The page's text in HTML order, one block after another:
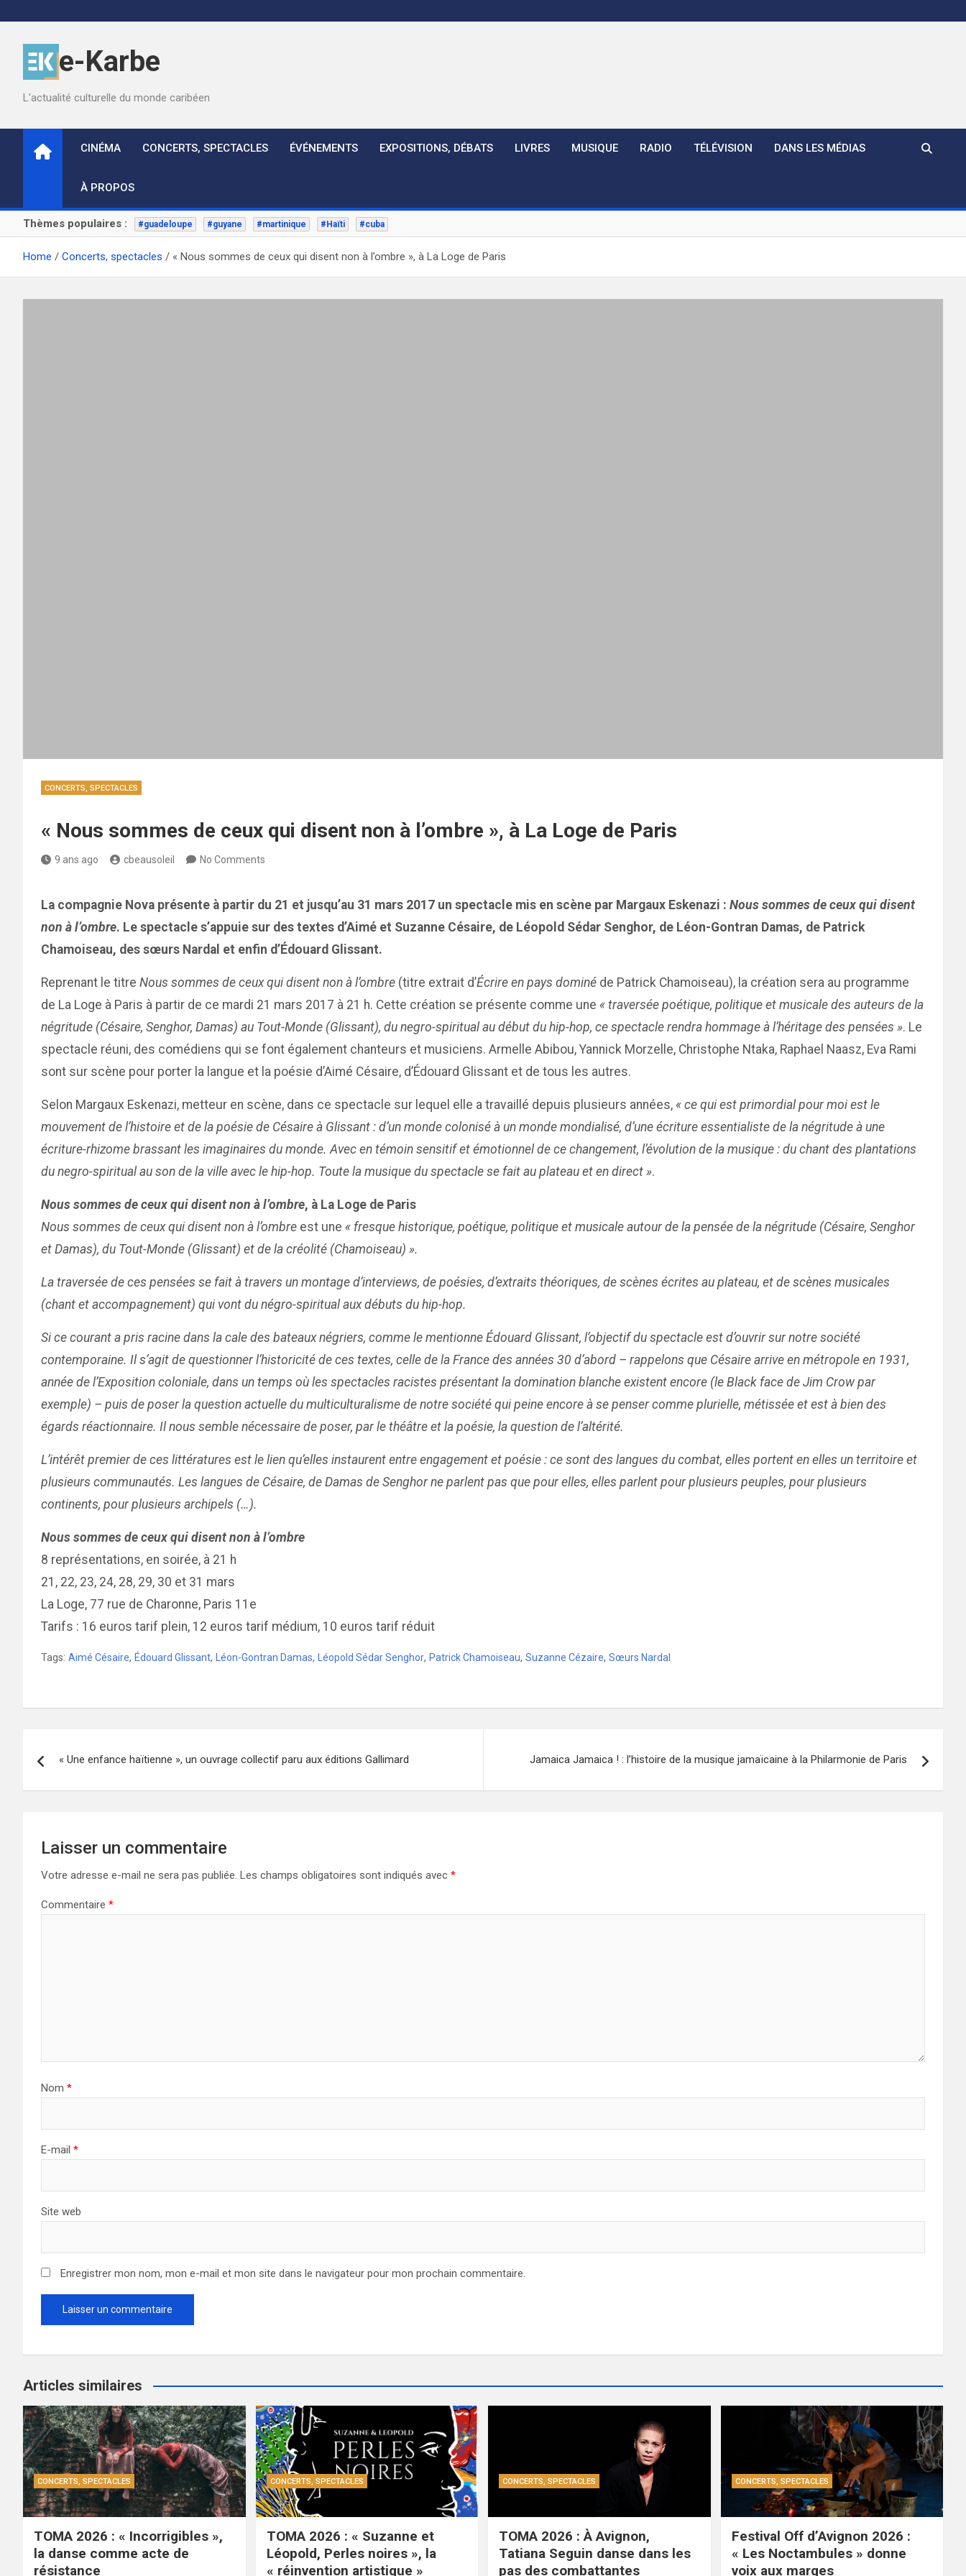
to
content
e-Karbe
L'actualité culturelle du monde caribéen
CINÉMA CONCERTS, SPECTACLES ÉVÉNEMENTS EXPOSITIONS, DÉBATS LIVRES MUSIQUE RADIO TÉLÉVISION DANS LES MÉDIAS
À PROPOS
Thèmes populaires : #guadeloupe #guyane #martinique #Haïti #cuba
Home Concerts, spectacles « Nous sommes de ceux qui disent non à l’ombre », à La Loge de Paris
CONCERTS, SPECTACLES
« Nous sommes de ceux qui disent non à l’ombre », à La Loge de Paris
9 ans ago cbeausoleil No Comments
La compagnie Nova présente à partir du 21 et jusqu’au 31 mars 2017 un spectacle mis en scène par Margaux Eskenazi : Nous sommes de ceux qui disent
non à l’ombre. Le spectacle s’appuie sur des textes d’Aimé et Suzanne Césaire, de Léopold Sédar Senghor, de Léon-Gontran Damas, de Patrick
Chamoiseau, des sœurs Nardal et enfin d’Édouard Glissant.
Reprenant le titre Nous sommes de ceux qui disent non à l’ombre (titre extrait d’Écrire en pays dominé de Patrick Chamoiseau), la création sera au programme
de La Loge à Paris à partir de ce mardi 21 mars 2017 à 21 h. Cette création se présente comme une « traversée poétique, politique et musicale des auteurs de la
négritude (Césaire, Senghor, Damas) au Tout-Monde (Glissant), du negro-spiritual au début du hip-hop, ce spectacle rendra hommage à l’héritage des pensées ». Le
spectacle réuni, des comédiens qui se font également chanteurs et musiciens. Armelle Abibou, Yannick Morzelle, Christophe Ntaka, Raphael Naasz, Eva Rami
sont sur scène pour porter la langue et la poésie d’Aimé Césaire, d’Édouard Glissant et de tous les autres.
Selon Margaux Eskenazi, metteur en scène, dans ce spectacle sur lequel elle a travaillé depuis plusieurs années, « ce qui est primordial pour moi est le
mouvement de l’histoire et de la poésie de Césaire à Glissant : d’un monde colonisé à un monde mondialisé, d’une écriture essentialiste de la négritude à une
écriture-rhizome brassant les imaginaires du monde. Avec en témoin sensitif et émotionnel de ce changement, l’évolution de la musique : du chant des plantations
du negro-spiritual au son de la ville avec le hip-hop. Toute la musique du spectacle se fait au plateau et en direct ».
Nous sommes de ceux qui disent non à l’ombre, à La Loge de Paris
Nous sommes de ceux qui disent non à l’ombre est une « fresque historique, poétique, politique et musicale autour de la pensée de la négritude (Césaire, Senghor
et Damas), du Tout-Monde (Glissant) et de la créolité (Chamoiseau) ».
La traversée de ces pensées se fait à travers un montage d’interviews, de poésies, d’extraits théoriques, de scènes écrites au plateau, et de scènes musicales
(chant et accompagnement) qui vont du négro-spiritual aux débuts du hip-hop.
Si ce courant a pris racine dans la cale des bateaux négriers, comme le mentionne Édouard Glissant, l’objectif du spectacle est d’ouvrir sur notre société
contemporaine. Il s’agit de questionner l’historicité de ces textes, celle de la France des années 30 d’abord – rappelons que Césaire arrive en métropole en 1931,
année de l’Exposition coloniale, dans un temps où les spectacles racistes présentant la domination blanche existent encore (le Black face de Jim Crow par
exemple) – puis de poser la question actuelle du multiculturalisme de notre société qui peine encore à se penser comme plurielle, métissée et est à bien des
égards réactionnaire. Il nous semble nécessaire de poser, par le théâtre et la poésie, la question de l’altérité.
L’intérêt premier de ces littératures est le lien qu’elles instaurent entre engagement et poésie : ce sont des langues du combat, elles portent en elles un territoire et
plusieurs communautés. Les langues de Césaire, de Damas de Senghor ne parlent pas que pour elles, elles parlent pour plusieurs peuples, pour plusieurs
continents, pour plusieurs archipels (…).
Nous sommes de ceux qui disent non à l’ombre
8 représentations, en soirée, à 21 h
21, 22, 23, 24, 28, 29, 30 et 31 mars
La Loge, 77 rue de Charonne, Paris 11e
Tarifs : 16 euros tarif plein, 12 euros tarif médium, 10 euros tarif réduit
Tags: Aimé Césaire, Édouard Glissant, Léon-Gontran Damas, Léopold Sédar Senghor, Patrick Chamoiseau, Suzanne Cézaire, Sœurs Nardal
de
« Une enfance haïtienne », un ouvrage collectif paru aux éditions Gallimard Jamaica Jamaica ! : l’histoire de la musique jamaïcaine à la Philarmonie de Paris
Laisser un commentaire
Votre adresse e-mail ne sera pas publiée. Les champs obligatoires sont indiqués avec *
Commentaire *
Nom *
E-mail *
Site web
Enregistrer mon nom, mon e-mail et mon site dans le navigateur pour mon prochain commentaire.
Articles similaires
CONCERTS, SPECTACLES
TOMA 2026 : « Incorrigibles »,
la danse comme acte de
résistance
CONCERTS, SPECTACLES
TOMA 2026 : « Suzanne et
Léopold, Perles noires », la
« réinvention artistique »
CONCERTS, SPECTACLES
TOMA 2026 : À Avignon,
Tatiana Seguin danse dans les
pas des combattantes
CONCERTS, SPECTACLES
Festival Off d’Avignon 2026 :
« Les Noctambules » donne
voix aux marges